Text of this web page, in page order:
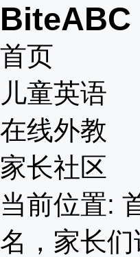
BiteABC
首页
儿童英语
在线外教
家长社区
当前位置:
名，家长